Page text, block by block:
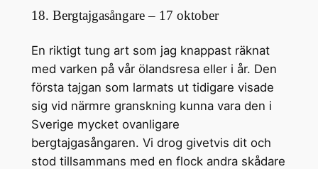
18. Bergtajgasångare – 17 oktober
En riktigt tung art som jag knappast räknat
med varken på vår ölandsresa eller i år. Den
första tajgan som larmats ut tidigare visade
sig vid närmre granskning kunna vara den i
Sverige mycket ovanligare
bergtajgasångaren. Vi drog givetvis dit och
stod tillsammans med en flock andra skådare